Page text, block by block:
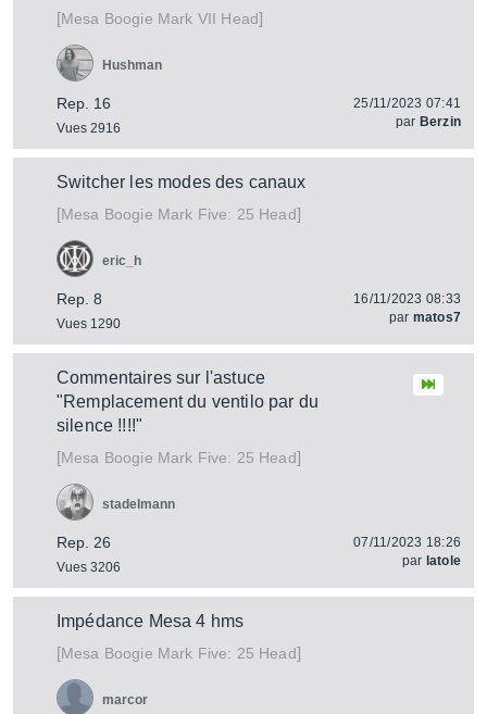
[Mesa Boogie Mark VII Head]
Rep. 16
Vues 2916
Hushman
25/11/2023 07:41
par Berzin
Switcher les modes des canaux
[Mesa Boogie Mark Five: 25 Head]
Rep. 8
Vues 1290
eric_h
16/11/2023 08:33
par matos7
Commentaires sur l'astuce
"Remplacement du ventilo par du
silence !!!!"
[Mesa Boogie Mark Five: 25 Head]
Rep. 26
Vues 3206
stadelmann
07/11/2023 18:26
par latole
Impédance Mesa 4 hms
[Mesa Boogie Mark Five: 25 Head]
marcor